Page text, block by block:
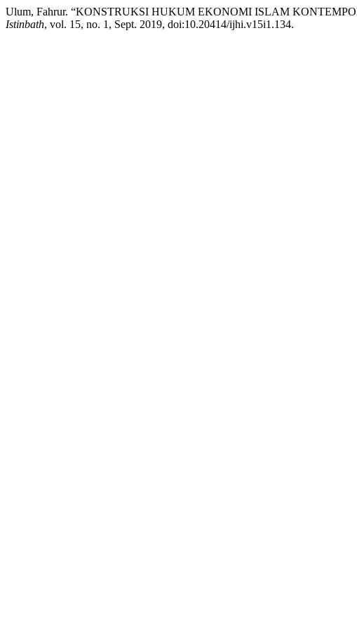
Ulum, Fahrur. “KONSTRUKSI HUKUM EKONOMI ISLAM
Istinbath, vol. 15, no. 1, Sept. 2019, doi:10.20414/ijhi.v15i1.134.